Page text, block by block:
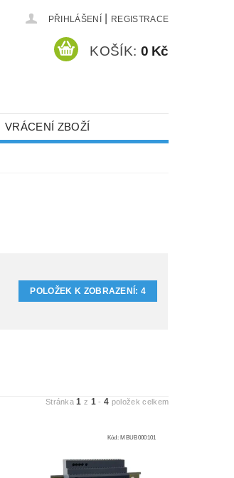
PŘIHLÁŠENÍ REGISTRACE
KOŠÍK: 0 Kč
VRÁCENÍ ZBOŽÍ
POLOŽEK K ZOBRAZENÍ:4
Stránka1 z 1 -4 položek celkem
Kód:MBUB000101